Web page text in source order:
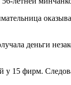
деньги
15 фирм.